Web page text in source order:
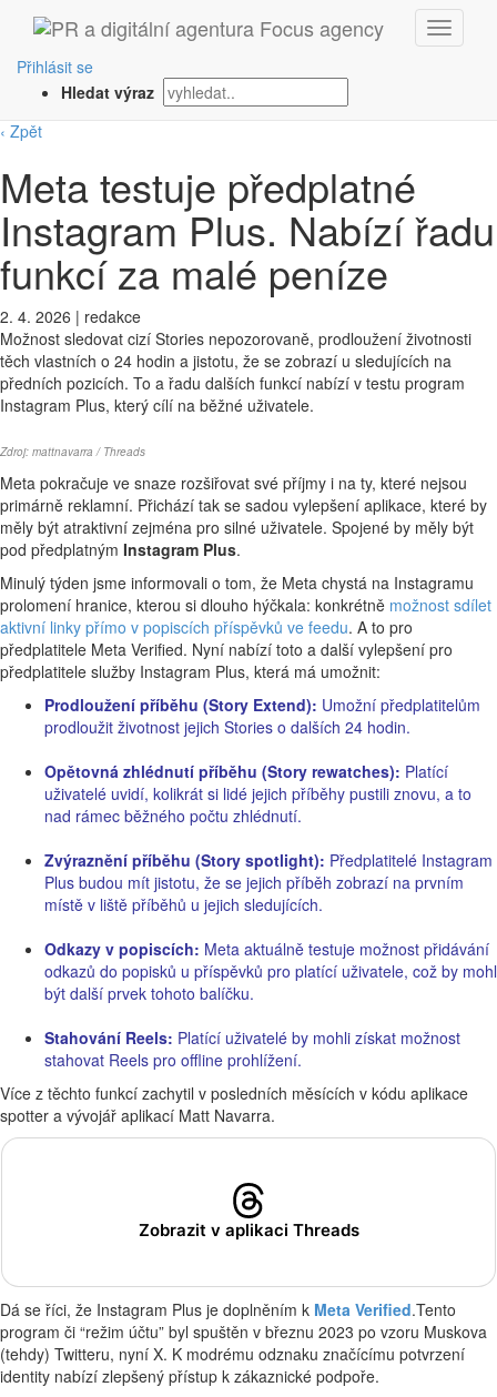
Přihlásit se
Hledat výraz
‹ Zpět
Meta testuje předplatné
Instagram Plus. Nabízí řadu
funkcí za malé peníze
2. 4. 2026 | redakce
Možnost sledovat cizí Stories nepozorovaně, prodloužení životnosti
těch vlastních o 24 hodin a jistotu, že se zobrazí u sledujících na
předních pozicích. To a řadu dalších funkcí nabízí v testu program
Instagram Plus, který cílí na běžné uživatele.
Zdroj: mattnavarra / Threads
Meta pokračuje ve snaze rozšiřovat své příjmy i na ty, které nejsou
primárně reklamní. Přichází tak se sadou vylepšení aplikace, které by
měly být atraktivní zejména pro silné uživatele. Spojené by měly být
pod předplatným Instagram Plus.
Minulý týden jsme informovali o tom, že Meta chystá na Instagramu
prolomení hranice, kterou si dlouho hýčkala: konkrétně možnost sdílet
aktivní linky přímo v popiscích příspěvků ve feedu. A to pro
předplatitele Meta Verified. Nyní nabízí toto a další vylepšení pro
předplatitele služby Instagram Plus, která má umožnit:
Prodloužení příběhu (Story Extend): Umožní předplatitelům
prodloužit životnost jejich Stories o dalších 24 hodin.
Opětovná zhlédnutí příběhu (Story rewatches): Platící
uživatelé uvidí, kolikrát si lidé jejich příběhy pustili znovu, a to
nad rámec běžného počtu zhlédnutí.
Zvýraznění příběhu (Story spotlight): Předplatitelé Instagram
Plus budou mít jistotu, že se jejich příběh zobrazí na prvním
místě v liště příběhů u jejich sledujících.
Odkazy v popiscích: Meta aktuálně testuje možnost přidávání
odkazů do popisků u příspěvků pro platící uživatele, což by mohl
být další prvek tohoto balíčku.
Stahování Reels: Platící uživatelé by mohli získat možnost
stahovat Reels pro offline prohlížení.
Více z těchto funkcí zachytil v posledních měsících v kódu aplikace
spotter a vývojář aplikací Matt Navarra.
Zobrazit v aplikaci Threads
Dá se říci, že Instagram Plus je doplněním k Meta Verified.Tento
program či “režim účtu” byl spuštěn v březnu 2023 po vzoru Muskova
(tehdy) Twitteru, nyní X. K modrému odznaku značícímu potvrzení
identity nabízí zlepšený přístup k zákaznické podpoře.